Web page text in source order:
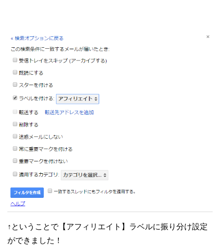
↑ということで【アフィリエイト】ラベルに振り分け設定
ができました！